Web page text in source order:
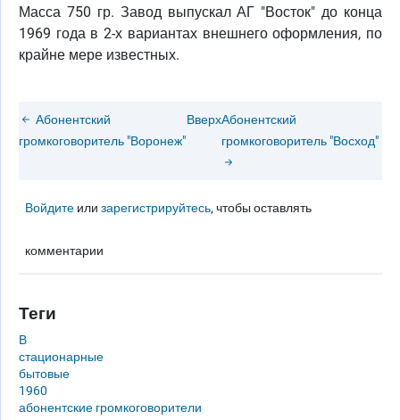
Масса 750 гр. Завод выпускал АГ "Восток" до конца
1969 года в 2-х вариантах внешнего оформления, по
крайне мере известных.
Абонентский
громкоговоритель "Воронеж"
ВверхАбонентский
громкоговоритель "Восход"
Войдите илизарегистрируйтесь, чтобы оставлять
комментарии
Теги
В
стационарные
бытовые
1960
абонентские громкоговорители